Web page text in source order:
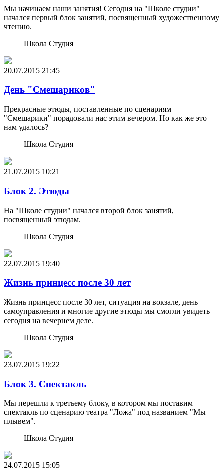
Мы начинаем наши занятия! Сегодня на "Школе студии"
начался первый блок занятий, посвященный художественному
чтению.
Школа Студия
20.07.2015 21:45
День "Смешариков"
Прекрасные этюды, поставленные по сценариям
"Смешарики" порадовали нас этим вечером. Но как же это
нам удалось?
Школа Студия
21.07.2015 10:21
Блок 2. Этюды
На "Школе студии" начался второй блок занятий,
посвященный этюдам.
Школа Студия
22.07.2015 19:40
Жизнь принцесс после 30 лет
Жизнь принцесс после 30 лет, ситуация на вокзале, день
самоуправления и многие другие этюды мы смогли увидеть
сегодня на вечернем деле.
Школа Студия
23.07.2015 19:22
Блок 3. Спектакль
Мы перешли к третьему блоку, в котором мы поставим
спектакль по сценарию театра "Ложа" под названием "Мы
плывем".
Школа Студия
24.07.2015 15:05